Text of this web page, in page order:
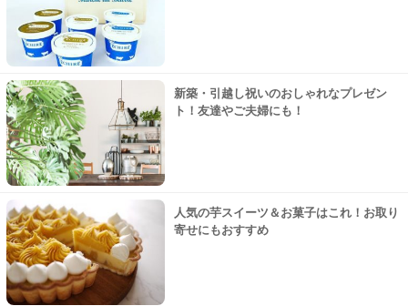
新築・引越し祝いのおしゃれなプレゼン
ト！友達やご夫婦にも！
人気の芋スイーツ＆お菓子はこれ！お取り
寄せにもおすすめ